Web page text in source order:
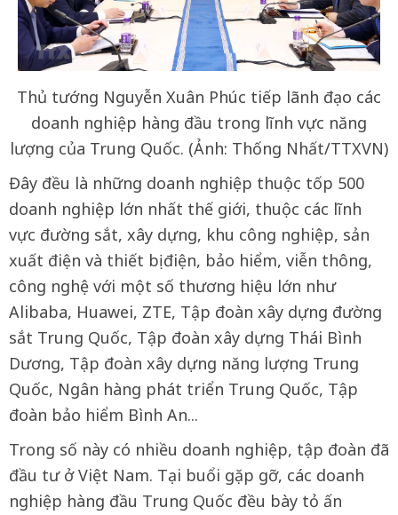
Thủ tướng Nguyễn Xuân Phúc tiếp lãnh đạo các
doanh nghiệp hàng đầu trong lĩnh vực năng
lượng của Trung Quốc. (Ảnh: Thống Nhất/TTXVN)
Đây đều là những doanh nghiệp thuộc tốp 500
doanh nghiệp lớn nhất thế giới, thuộc các lĩnh
vực đường sắt, xây dựng, khu công nghiệp, sản
xuất điện và thiết bị điện, bảo hiểm, viễn thông,
công nghệ với một số thương hiệu lớn như
Alibaba, Huawei, ZTE, Tập đoàn xây dựng đường
sắt Trung Quốc, Tập đoàn xây dựng Thái Bình
Dương, Tập đoàn xây dựng năng lượng Trung
Quốc, Ngân hàng phát triển Trung Quốc, Tập
đoàn bảo hiểm Bình An...
Trong số này có nhiều doanh nghiệp, tập đoàn đã
đầu tư ở Việt Nam. Tại buổi gặp gỡ, các doanh
nghiệp hàng đầu Trung Quốc đều bày tỏ ấn